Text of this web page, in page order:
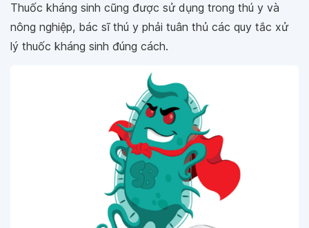
Thuốc kháng sinh cũng được sử dụng trong thú y và
nông nghiệp, bác sĩ thú y phải tuân thủ các quy tắc xử
lý thuốc kháng sinh đúng cách.